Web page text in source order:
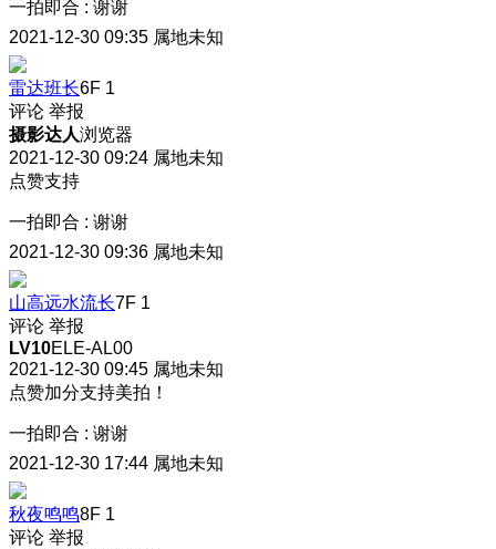
一拍即合 : 谢谢
2021-12-30 09:35 属地未知
雷达班长6F 1
评论 举报
摄影达人浏览器
2021-12-30 09:24 属地未知
点赞支持
一拍即合 : 谢谢
2021-12-30 09:36 属地未知
山高远水流长7F 1
评论 举报
LV10ELE-AL00
2021-12-30 09:45 属地未知
点赞加分支持美拍！
一拍即合 : 谢谢
2021-12-30 17:44 属地未知
秋夜鸣鸣8F 1
评论 举报